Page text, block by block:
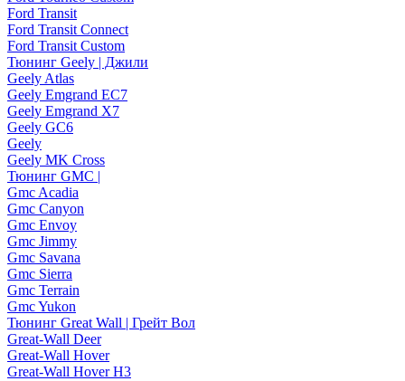
Ford Transit
Ford Transit Connect
Ford Transit Custom
Тюнинг Geely | Джили
Geely Atlas
Geely Emgrand EC7
Geely Emgrand X7
Geely GC6
Geely
Geely MK Cross
Тюнинг GMC |
Gmc Acadia
Gmc Canyon
Gmc Envoy
Gmc Jimmy
Gmc Savana
Gmc Sierra
Gmc Terrain
Gmc Yukon
Тюнинг Great Wall | Грейт Вол
Great-Wall Deer
Great-Wall Hover
Great-Wall Hover H3